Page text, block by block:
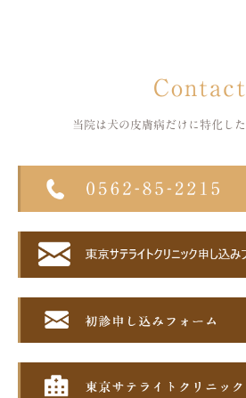
Contact
当院は犬の皮膚病だけに特化した